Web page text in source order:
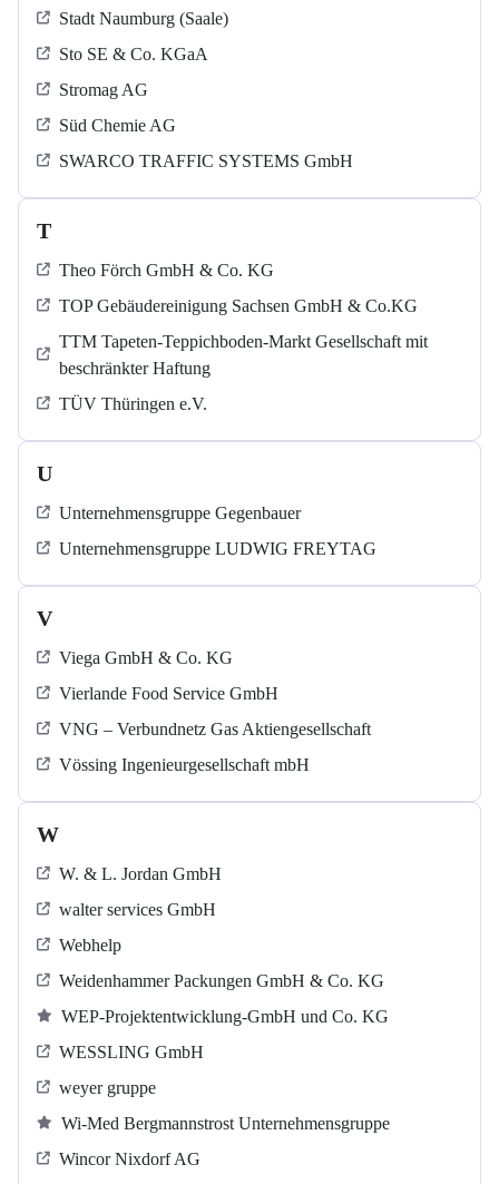
Stadt Naumburg (Saale)
Sto SE & Co. KGaA
Stromag AG
Süd Chemie AG
SWARCO TRAFFIC SYSTEMS GmbH
T
Theo Förch GmbH & Co. KG
TOP Gebäudereinigung Sachsen GmbH & Co.KG
TTM Tapeten-Teppichboden-Markt Gesellschaft mit
beschränkter Haftung
TÜV Thüringen e.V.
U
Unternehmensgruppe Gegenbauer
Unternehmensgruppe LUDWIG FREYTAG
V
Viega GmbH & Co. KG
Vierlande Food Service GmbH
VNG – Verbundnetz Gas Aktiengesellschaft
Vössing Ingenieurgesellschaft mbH
W
W. & L. Jordan GmbH
walter services GmbH
Webhelp
Weidenhammer Packungen GmbH & Co. KG
WEP-Projektentwicklung-GmbH und Co. KG
WESSLING GmbH
weyer gruppe
Wi-Med Bergmannstrost Unternehmensgruppe
Wincor Nixdorf AG